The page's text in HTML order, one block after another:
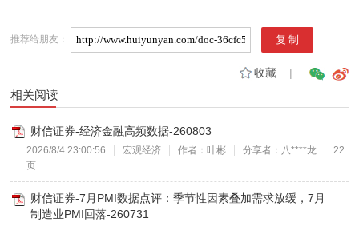
推荐给朋友：
收藏|
相关阅读
财信证券-经济金融高频数据-260803
2026/8/4 23:00:56 宏观经济 作者：叶彬 分享者：八****龙
22
页
财信证券-7月PMI数据点评：季节性因素叠加需求放缓，7月
制造业PMI回落-260731